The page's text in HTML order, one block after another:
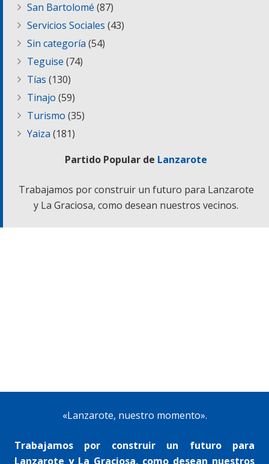
San Bartolomé (87)
Servicios Sociales (43)
Sin categoría (54)
Teguise (74)
Tías (130)
Tinajo (59)
Turismo (35)
Yaiza (181)
Partido Popular de Lanzarote
Trabajamos por construir un futuro para Lanzarote
y La Graciosa, como desean nuestros vecinos.
«Lanzarote, nuestro momento».
Trabajamos por construir un futuro para
Lanzarote y La Graciosa, como desean nuestros